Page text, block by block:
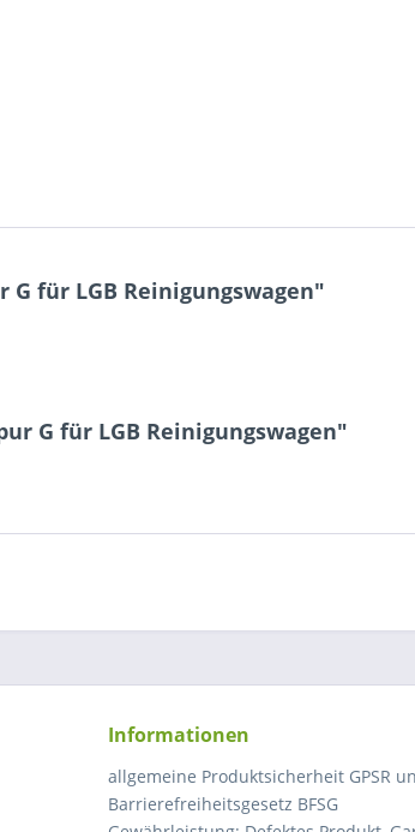
für LGB Reinigungswagen"
G für LGB Reinigungswagen"
Informationen
allgemeine Produktsicherheit GPSR
Barrierefreiheitsgesetz BFSG